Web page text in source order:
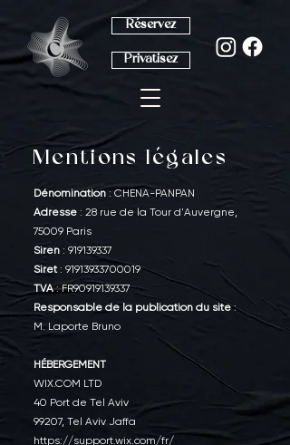
Réservez
Privatisez
Mentions légales
Dénomination : CHENA-PANPAN
Adresse : 28 rue de la Tour d'Auvergne,
75009 Paris
Siren : 919139337
Siret: 91913933700019
TVA: FR90919139337
Responsable de la publication du site:
M. Laporte Bruno
HÉBERGEMENT
WIX.COM LTD
40 Port de Tel Aviv
99207, Tel Aviv Jaffa
https://support.wix.com/fr/